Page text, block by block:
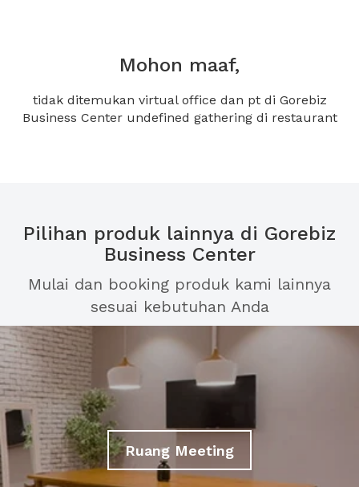
Mohon maaf,
tidak ditemukan virtual office dan pt di Gorebiz
Business Center undefined gathering di restaurant
Pilihan produk lainnya di Gorebiz
Business Center
Mulai dan booking produk kami lainnya
sesuai kebutuhan Anda
Ruang Meeting